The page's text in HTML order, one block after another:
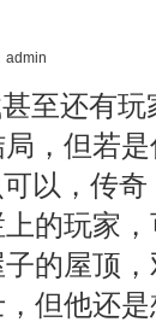
admin
至还有玩
，但若
以，传奇
的玩家
子的屋顶
但他还